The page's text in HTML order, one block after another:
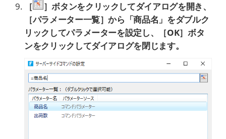
［
］ボタンをクリックしてダイアログを開き、
［パラメーター一覧］から「商品名」をダブルク
リックしてパラメーターを設定し、［OK］ボタ
ンをクリックしてダイアログを閉じます。